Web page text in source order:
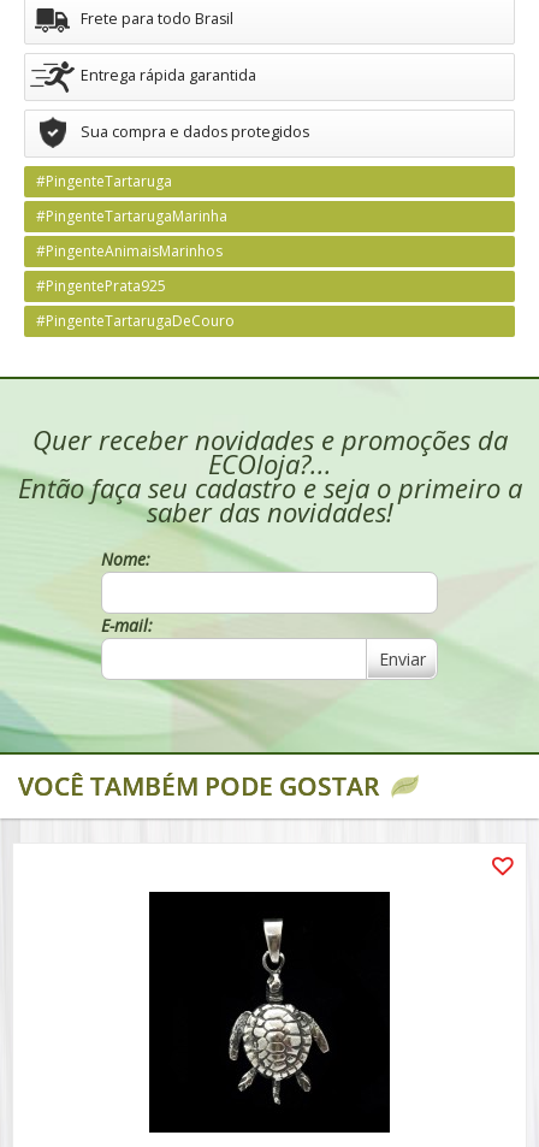
Frete para todo Brasil
Entrega rápida garantida
Sua compra e dados protegidos
#PingenteTartaruga
#PingenteTartarugaMarinha
#PingenteAnimaisMarinhos
#PingentePrata925
#PingenteTartarugaDeCouro
Quer receber novidades e promoções da
ECOloja?...
Então faça seu cadastro e seja o primeiro a
saber das novidades!
Nome:
E-mail:
Enviar
VOCÊ TAMBÉM PODE GOSTAR